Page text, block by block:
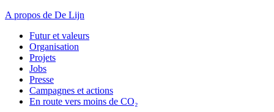
A propos de De Lijn
Futur et valeurs
Organisation
Projets
Jobs
Presse
Campagnes et actions
En route vers moins de CO₂